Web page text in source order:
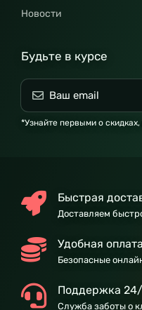
Новости
Будьте в курсе
*Узнайте первыми о
Быстрая
Доставляем
Удобная оплата
Безопасные
Поддержка
Служба заботы о